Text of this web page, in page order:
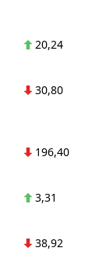
20,24
30,80
196,40
3,31
38,92